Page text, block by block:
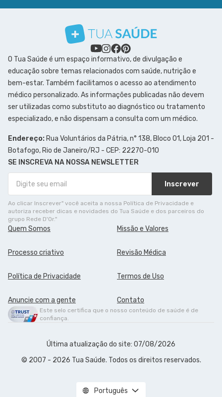
O Tua Saúde é um espaço informativo, de divulgação e
educação sobre temas relacionados com saúde, nutrição e
bem-estar. Também facilitamos o acesso ao atendimento
médico personalizado. As informações publicadas não devem
ser utilizadas como substituto ao diagnóstico ou tratamento
especializado, e não dispensam a consulta com um médico.
Endereço: Rua Voluntários da Pátria, n° 138, Bloco 01, Loja 201 -
Botafogo, Rio de Janeiro/RJ - CEP: 22270-010
SE INSCREVA NA NOSSA NEWSLETTER
Inscrever
Ao clicar Inscrever" você aceita a nossa Política de Privacidade e
autoriza receber dicas e novidades do Tua Saúde e dos parceiros do
grupo Rede D'Or."
Quem Somos Missão e Valores
Processo criativo Revisão Médica
Política de Privacidade Termos de Uso
Anuncie com a gente Contato
Este selo certifica que o nosso conteúdo de saúde é de
confiança.
Última atualização do site: 07/08/2026
© 2007 - 2026 Tua Saúde. Todos os direitos reservados.
Português